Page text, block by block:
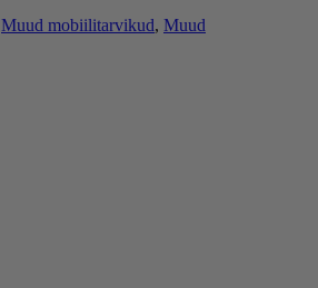
Muud mobiilitarvikud, Muud